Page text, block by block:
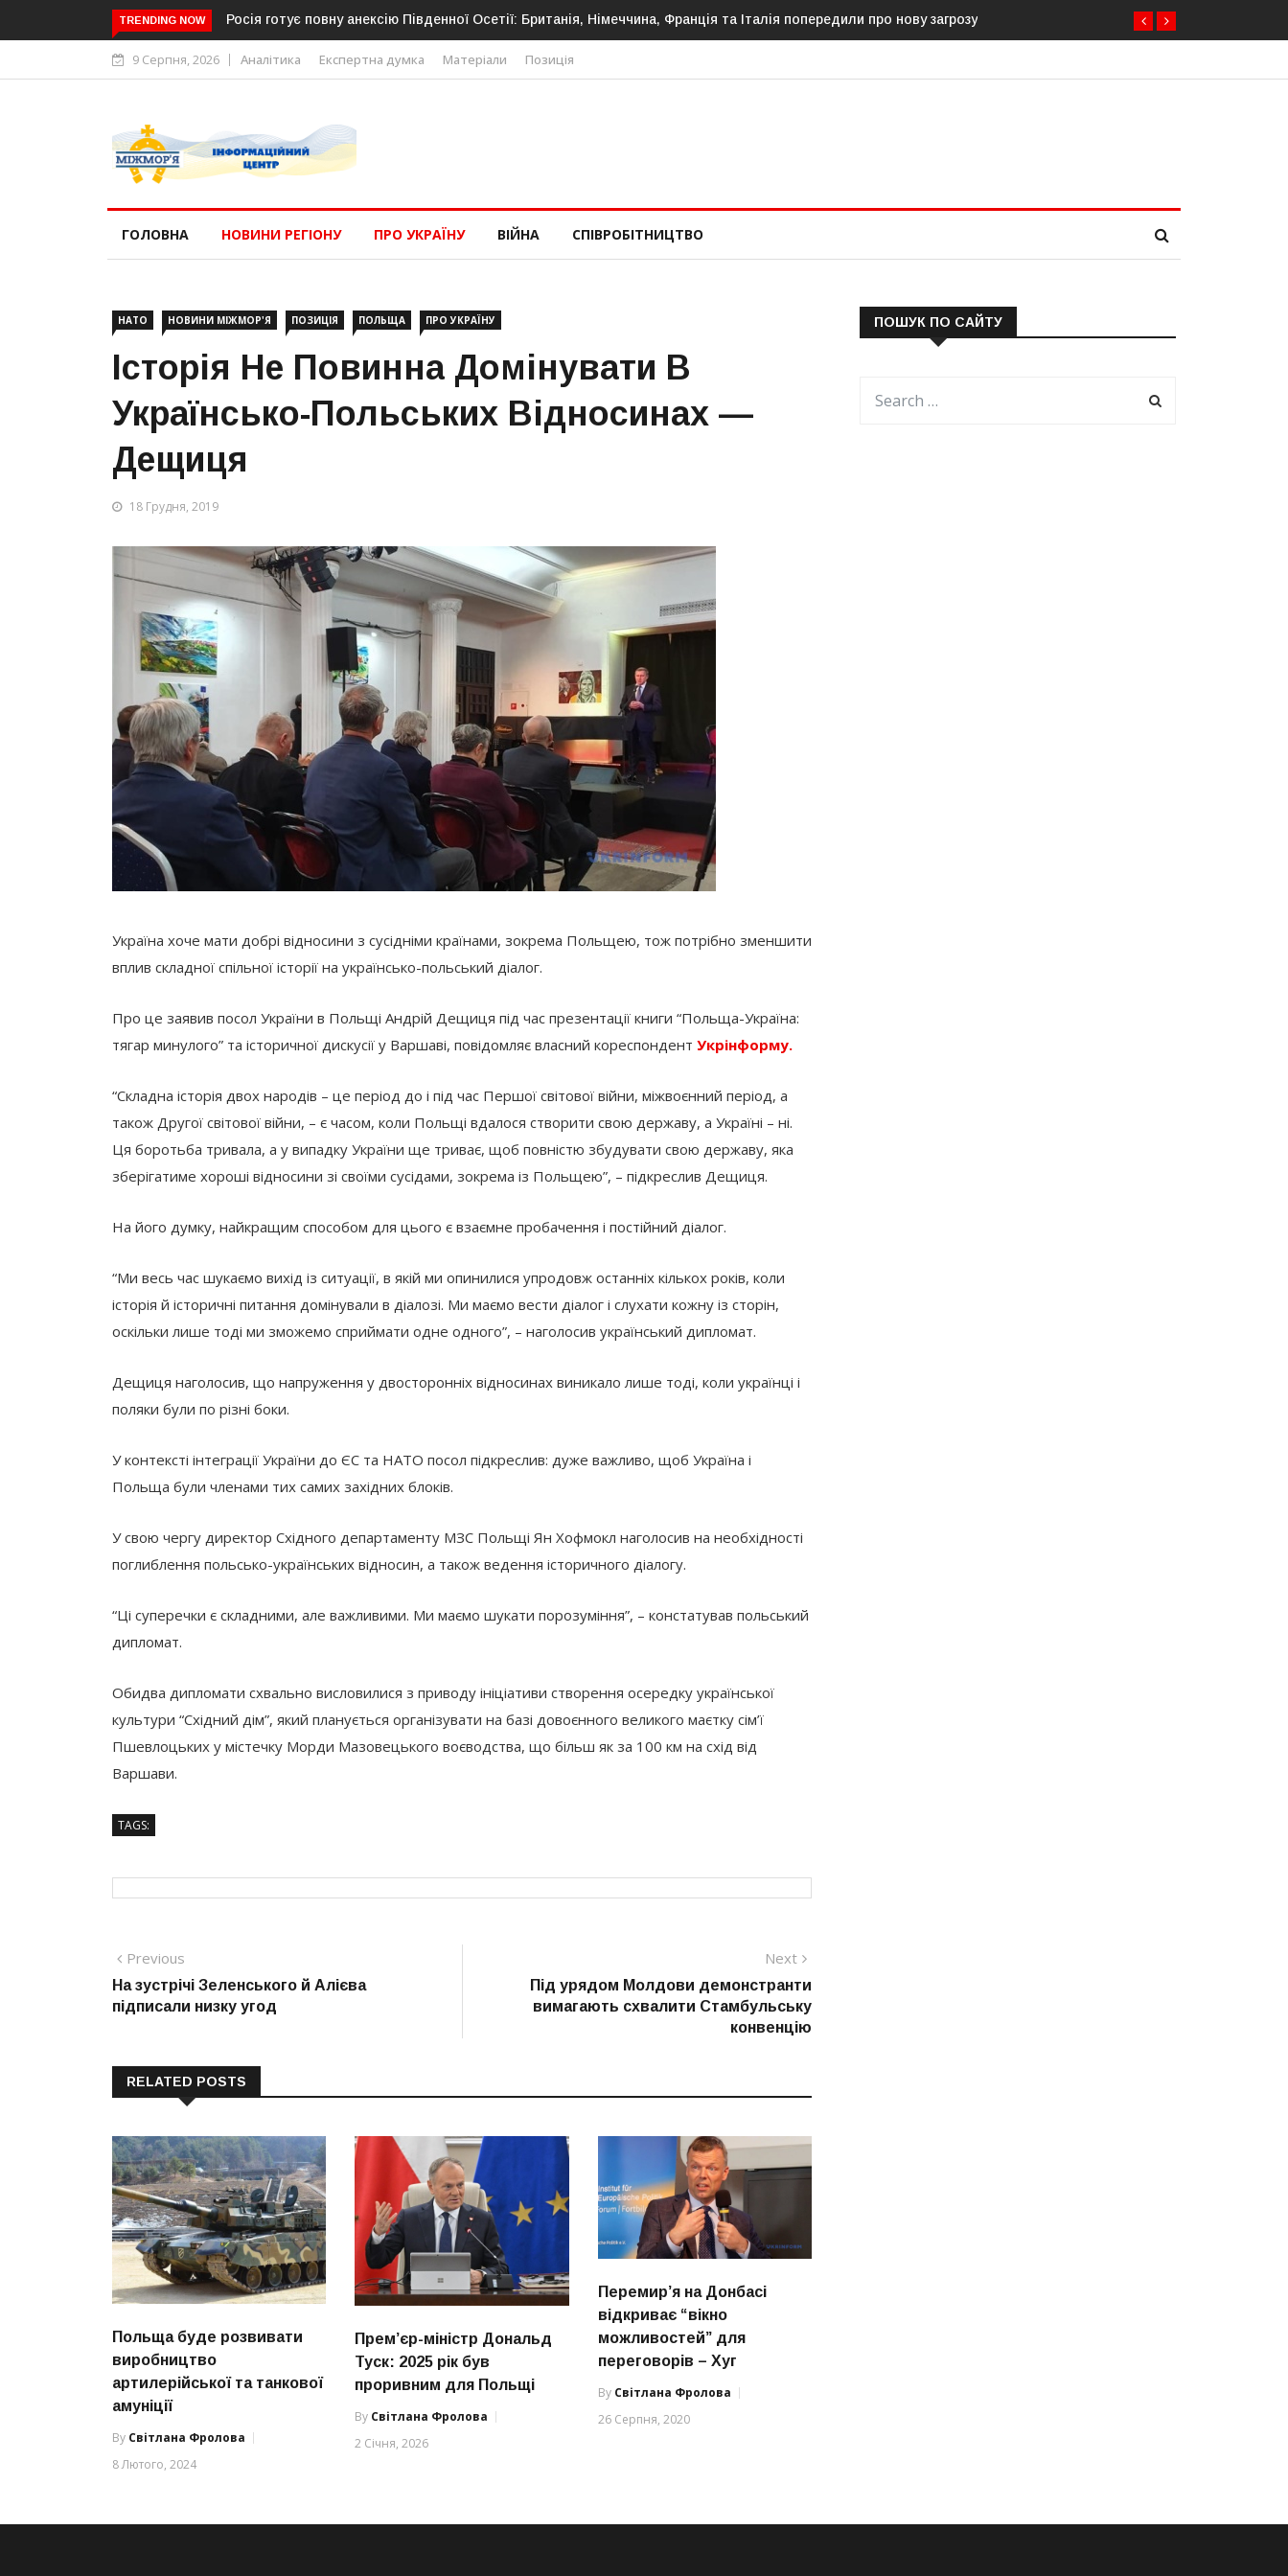
TRENDING NOW
Росія готує повну анексію Південної Осетії: Британія, Німеччина, Франція та Італія попередили про нову загрозу Естонія посилює кордон із Росією: облаштовано ще 26 км
9 Серпня, 2026 Аналітика Експертна думка Матеріали Позиція
ГОЛОВНА НОВИНИ РЕГІОНУ ПРО УКРАЇНУ ВІЙНА СПІВРОБІТНИЦТВО
НАТО НОВИНИ МІЖМОР'Я ПОЗИЦІЯ ПОЛЬЩА ПРО УКРАЇНУ
Історія Не Повинна Домінувати В
Українсько-Польських Відносинах —
Дещиця
18 Грудня, 2019
Україна хоче мати добрі відносини з сусідніми країнами, зокрема Польщею, тож потрібно зменшити
вплив складної спільної історії на українсько-польський діалог.
Про це заявив посол України в Польщі Андрій Дещиця під час презентації книги “Польща-Україна:
тягар минулого” та історичної дискусії у Варшаві, повідомляє власний кореспондент Укрінформу.
“Складна історія двох народів – це період до і під час Першої світової війни, міжвоєнний період, а
також Другої світової війни, – є часом, коли Польщі вдалося створити свою державу, а Україні – ні.
Ця боротьба тривала, а у випадку України ще триває, щоб повністю збудувати свою державу, яка
зберігатиме хороші відносини зі своїми сусідами, зокрема із Польщею”, – підкреслив Дещиця.
На його думку, найкращим способом для цього є взаємне пробачення і постійний діалог.
“Ми весь час шукаємо вихід із ситуації, в якій ми опинилися упродовж останніх кількох років, коли
історія й історичні питання домінували в діалозі. Ми маємо вести діалог і слухати кожну із сторін,
оскільки лише тоді ми зможемо сприймати одне одного”, – наголосив український дипломат.
Дещиця наголосив, що напруження у двосторонніх відносинах виникало лише тоді, коли українці і
поляки були по різні боки.
У контексті інтеграції України до ЄС та НАТО посол підкреслив: дуже важливо, щоб Україна і
Польща були членами тих самих західних блоків.
У свою чергу директор Східного департаменту МЗС Польщі Ян Хофмокл наголосив на необхідності
поглиблення польсько-українських відносин, а також ведення історичного діалогу.
“Ці суперечки є складними, але важливими. Ми маємо шукати порозуміння”, – констатував польський
дипломат.
Обидва дипломати схвально висловилися з приводу ініціативи створення осередку української
культури “Східний дім”, який планується організувати на базі довоєнного великого маєтку сім’ї
Пшевлоцьких у містечку Морди Мазовецького воєводства, що більш як за 100 км на схід від
Варшави.
TAGS:
Навігація
записів
Previous
post:
На зустрічі Зеленського й Алієва
підписали низку угод
Next
Під урядом Молдови демонстранти
вимагають схвалити Стамбульську
конвенцію
RELATED POSTS
Польща буде розвивати
виробництво
артилерійської та танкової
амуніції
By Світлана Фролова
8 Лютого, 2024
Прем’єр-міністр Дональд
Туск: 2025 рік був
проривним для Польщі
By Світлана Фролова
2 Січня, 2026
Перемир’я на Донбасі
відкриває “вікно
можливостей” для
переговорів – Хуг
By Світлана Фролова
26 Серпня, 2020
ПОШУК ПО САЙТУ